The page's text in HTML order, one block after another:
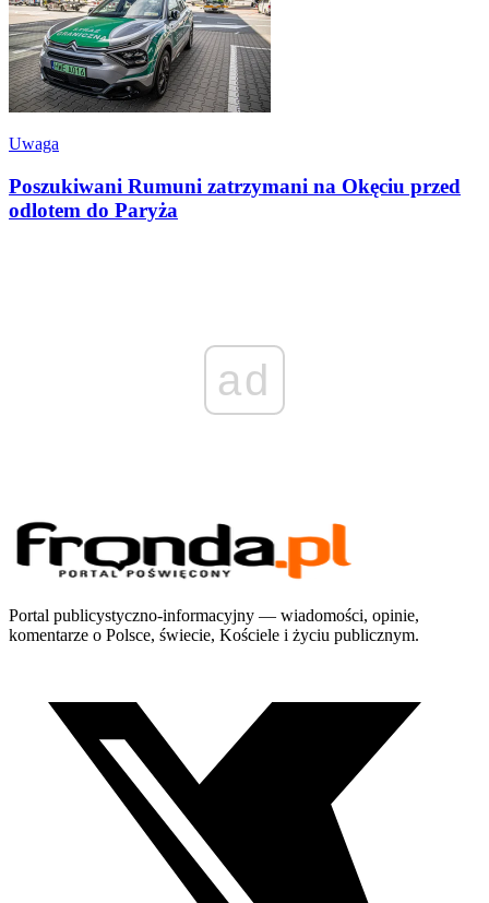
Uwaga
Poszukiwani Rumuni zatrzymani na Okęciu przed
odlotem do Paryża
ad
Portal publicystyczno-informacyjny — wiadomości, opinie,
komentarze o Polsce, świecie, Kościele i życiu publicznym.